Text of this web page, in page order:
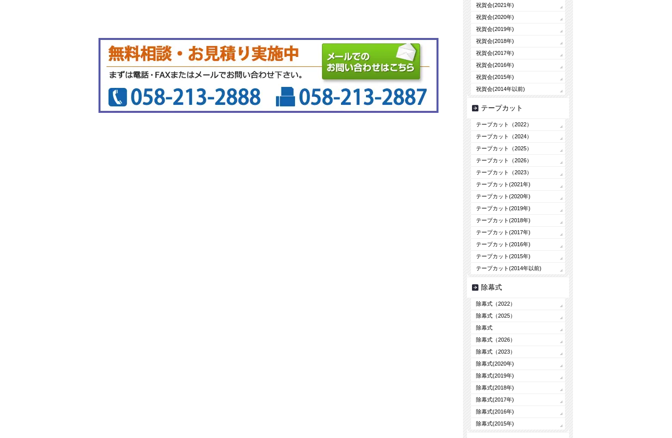
祝賀会(2021年)
祝賀会(2020年)
祝賀会(2019年)
祝賀会(2018年)
祝賀会(2017年)
祝賀会(2016年)
祝賀会(2015年)
祝賀会(2014年以前)
テープカット
テープカット（2022）
テープカット（2024）
テープカット（2025）
テープカット（2026）
テープカット（2023）
テープカット(2021年)
テープカット(2020年)
テープカット(2019年)
テープカット(2018年)
テープカット(2017年)
テープカット(2016年)
テープカット(2015年)
テープカット(2014年以前)
除幕式
除幕式（2022）
除幕式（2025）
除幕式
除幕式（2026）
除幕式（2023）
除幕式(2020年)
除幕式(2019年)
除幕式(2018年)
除幕式(2017年)
除幕式(2016年)
除幕式(2015年)